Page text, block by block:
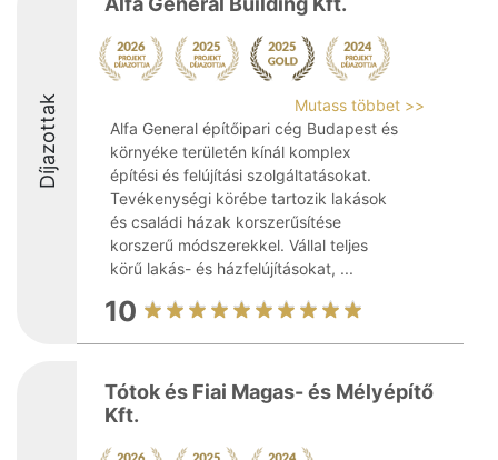
Díjazottak
Mutass többet >>
Alfa General építőipari cég Budapest és
környéke területén kínál komplex
építési és felújítási szolgáltatásokat.
Tevékenységi körébe tartozik lakások
és családi házak korszerűsítése
korszerű módszerekkel. Vállal teljes
körű lakás- és házfelújításokat, ...
10
Tótok és Fiai Magas- és Mélyépítő
Kft.